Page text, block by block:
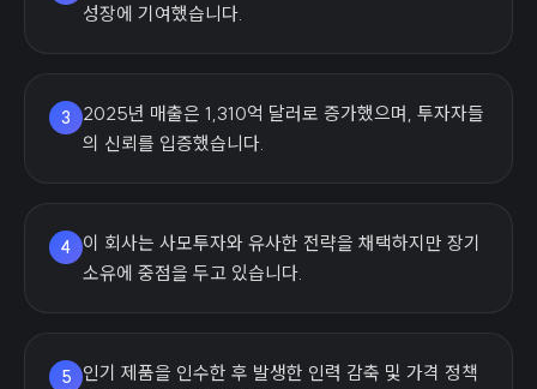
성장에 기여했습니다.
3
2025년 매출은 1,310억 달러로 증가했으며, 투자자들
의 신뢰를 입증했습니다.
4
이 회사는 사모투자와 유사한 전략을 채택하지만 장기
소유에 중점을 두고 있습니다.
5
인기 제품을 인수한 후 발생한 인력 감축 및 가격 정책